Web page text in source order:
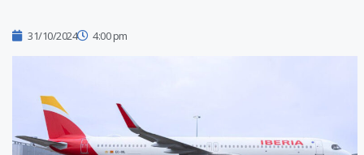
31/10/2024 4:00 pm